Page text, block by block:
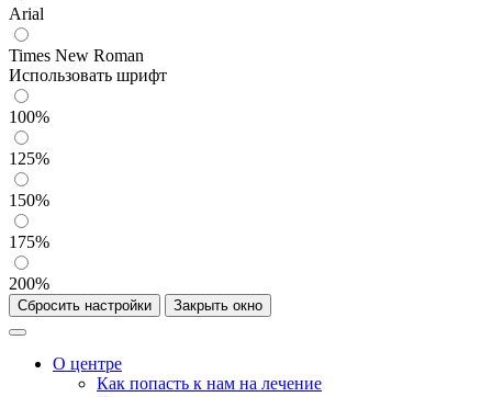
Arial
Times New Roman
Использовать шрифт
100%
125%
150%
175%
200%
Сбросить настройки Закрыть окно
О центре
Как попасть к нам на лечение